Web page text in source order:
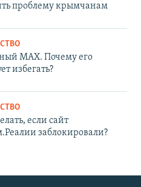
проблему крымчанам
MAX. Почему его
избегать?
если сайт
заблокировали?